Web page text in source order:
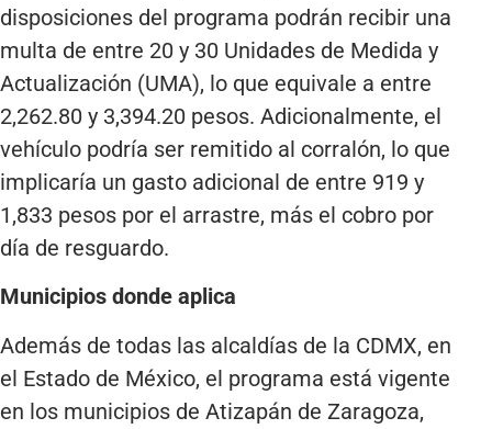
disposiciones del programa podrán recibir una
multa de entre 20 y 30 Unidades de Medida y
Actualización (UMA), lo que equivale a entre
2,262.80 y 3,394.20 pesos. Adicionalmente, el
vehículo podría ser remitido al corralón, lo que
implicaría un gasto adicional de entre 919 y
1,833 pesos por el arrastre, más el cobro por
día de resguardo.
Municipios donde aplica
Además de todas las alcaldías de la CDMX, en
el Estado de México, el programa está vigente
en los municipios de Atizapán de Zaragoza,